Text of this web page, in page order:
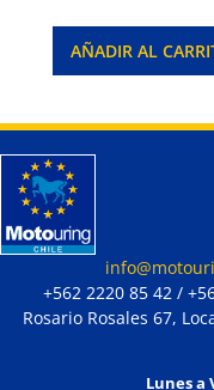
AÑADIR AL
+562 2220 85 42 /
Rosario Rosales 67,
Lunes a